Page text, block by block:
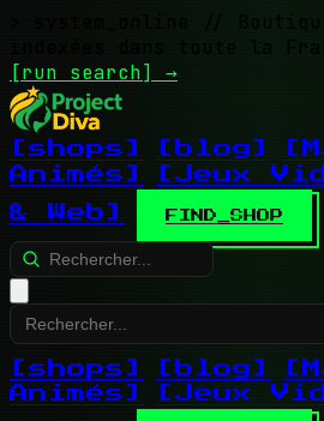
//
indexées dans toute la
[run search] →
[shops] [blog]
Animés]
[Jeux
& Web]
FIND_SHOP
[shops] [blog]
Animés]
[Jeux